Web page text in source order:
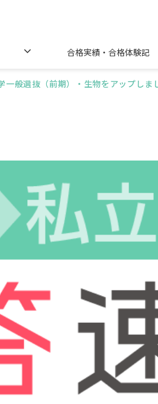
合格実績・合格体験記
一般選抜（前期）・生物をアップしま